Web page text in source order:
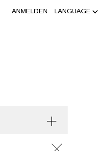
ANMELDEN LANGUAGE